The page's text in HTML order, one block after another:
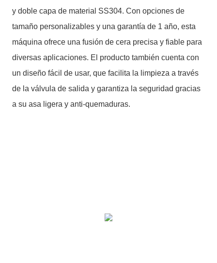
y doble capa de material SS304. Con opciones de
tamaño personalizables y una garantía de 1 año, esta
máquina ofrece una fusión de cera precisa y fiable para
diversas aplicaciones. El producto también cuenta con
un diseño fácil de usar, que facilita la limpieza a través
de la válvula de salida y garantiza la seguridad gracias
a su asa ligera y anti-quemaduras.